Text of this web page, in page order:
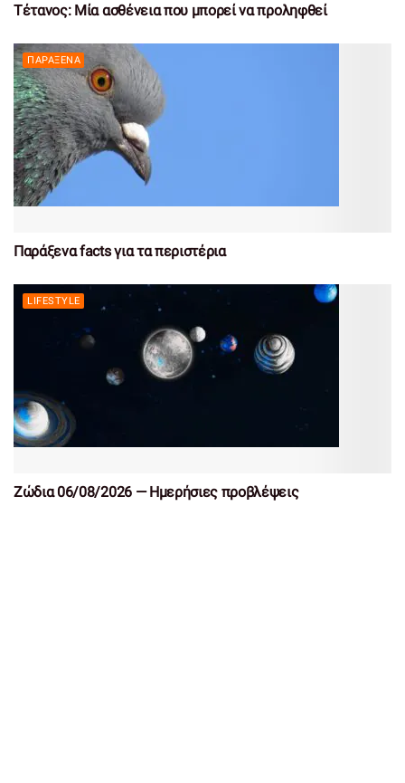
Τέτανος: Μία ασθένεια που μπορεί να προληφθεί
ΠΑΡΆΞΕΝΑ
Παράξενα facts για τα περιστέρια
LIFESTYLE
Ζώδια 06/08/2026 — Ημερήσιες προβλέψεις